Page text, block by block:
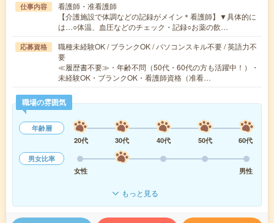
仕事内容
看護師・准看護師
【介護施設で体調などの記録がメイン＊看護師】▼具体的に
は…○体温、血圧などのチェック・記録○お薬の飲…
応募資格
職種未経験OK / ブランクOK / パソコンスキル不要 / 英語力不
要
≪履歴書不要≫・年齢不問（50代・60代の方も活躍中！）・
未経験OK・ブランクOK・看護師資格（准看…
職場の雰囲気
年齢層
20代
30代 40代 50代
60代
男女比率
女性
男性
もっと見る